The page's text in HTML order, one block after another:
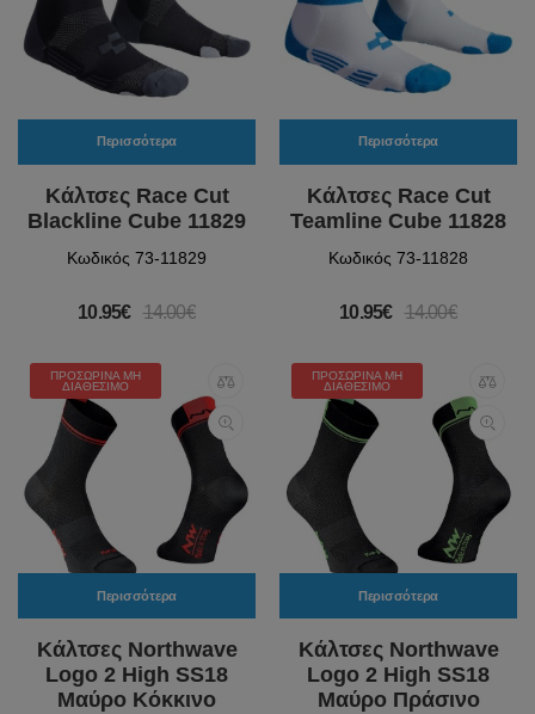
Περισσότερα
Κάλτσες Race Cut
Blackline Cube 11829
Κωδικός 73-11829
10.95€ 14.00€
Περισσότερα
Κάλτσες Race Cut
Teamline Cube 11828
Κωδικός 73-11828
10.95€ 14.00€
ΠΡΟΣΩΡΙΝΆ ΜΗ
ΔΙΑΘΈΣΙΜΟ
Περισσότερα
Κάλτσες Northwave
Logo 2 High SS18
Μαύρο Κόκκινο
ΠΡΟΣΩΡΙΝΆ ΜΗ
ΔΙΑΘΈΣΙΜΟ
Περισσότερα
Κάλτσες Northwave
Logo 2 High SS18
Μαύρο Πράσινο